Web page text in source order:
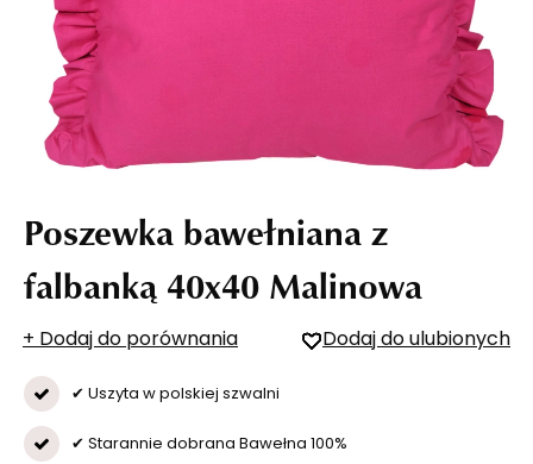
Poszewka bawełniana z
falbanką 40x40 Malinowa
+ Dodaj do porównania Dodaj do ulubionych
✔ Uszyta w polskiej szwalni
✔ Starannie dobrana Bawełna 100%